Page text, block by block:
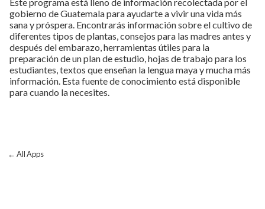
Este programa está lleno de información recolectada por el
gobierno de Guatemala para ayudarte a vivir una vida más
sana y próspera. Encontrarás información sobre el cultivo de
diferentes tipos de plantas, consejos para las madres antes y
después del embarazo, herramientas útiles para la
preparación de un plan de estudio, hojas de trabajo para los
estudiantes, textos que enseñan la lengua maya y mucha más
información. Esta fuente de conocimiento está disponible
para cuando la necesites.
← All Apps